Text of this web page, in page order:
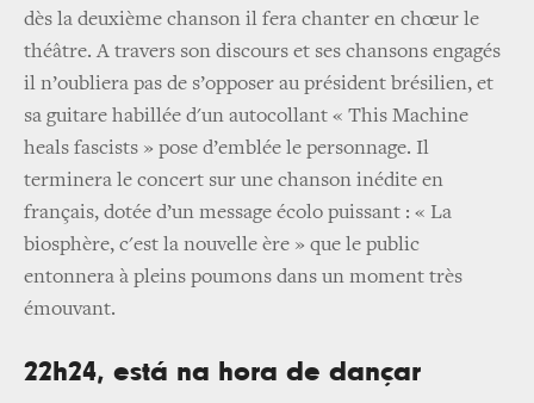
dès la deuxième chanson il fera chanter en chœur le
théâtre. A travers son discours et ses chansons engagés
il n’oubliera pas de s’opposer au président brésilien, et
sa guitare habillée d'un autocollant « This Machine
heals fascists » pose d’emblée le personnage. Il
terminera le concert sur une chanson inédite en
français, dotée d’un message écolo puissant : « La
biosphère, c'est la nouvelle ère » que le public
entonnera à pleins poumons dans un moment très
émouvant.
22h24, está na hora de dançar